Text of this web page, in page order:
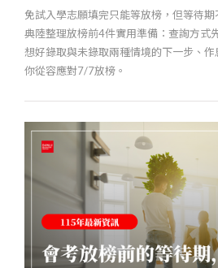
免試入學志願填完只能等放榜，但等待期
典陸整理放榜前4件實用準備：查詢方式
想好錄取與未錄取兩種情境的下一步、
你從容應對7/7放榜。